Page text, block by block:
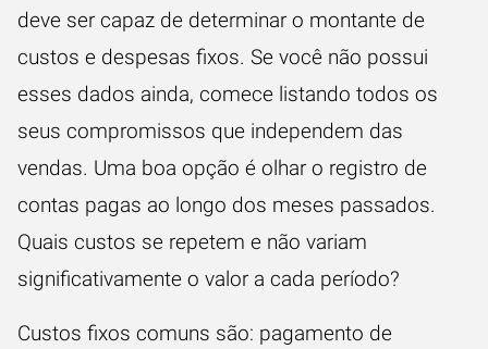
deve ser capaz de determinar o montante de
custos e despesas fixos. Se você não possui
esses dados ainda, comece listando todos os
seus compromissos que independem das
vendas. Uma boa opção é olhar o registro de
contas pagas ao longo dos meses passados.
Quais custos se repetem e não variam
significativamente o valor a cada período?
Custos fixos comuns são: pagamento de